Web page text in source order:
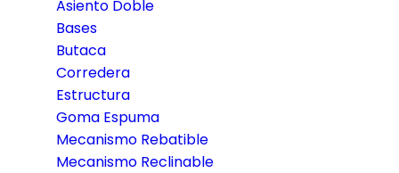
Asiento Doble
Bases
Butaca
Corredera
Estructura
Goma Espuma
Mecanismo Rebatible
Mecanismo Reclinable